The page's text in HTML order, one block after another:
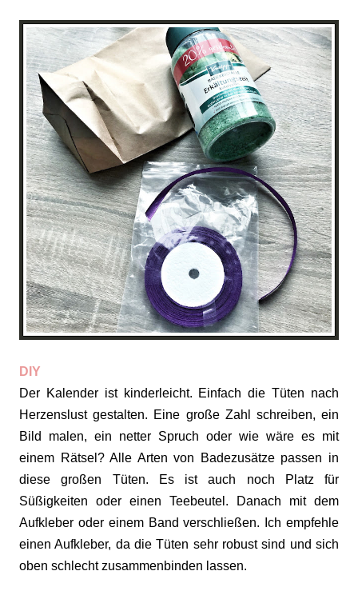
DIY
Der Kalender ist kinderleicht. Einfach die Tüten nach
Herzenslust gestalten. Eine große Zahl schreiben, ein
Bild malen, ein netter Spruch oder wie wäre es mit
einem Rätsel? Alle Arten von Badezusätze passen in
diese großen Tüten. Es ist auch noch Platz für
Süßigkeiten oder einen Teebeutel. Danach mit dem
Aufkleber oder einem Band verschließen. Ich empfehle
einen Aufkleber, da die Tüten sehr robust sind und sich
oben schlecht zusammenbinden lassen.